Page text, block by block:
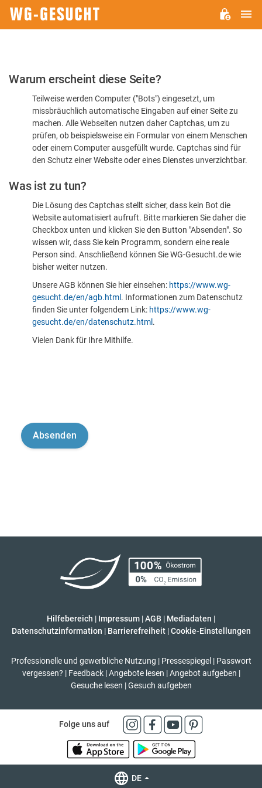
Bitte
dass
sind
Warum erscheint diese Seite?
Teilweise werden Computer ("Bots") eingesetzt, um
missbräuchlich automatische Eingaben auf einer Seite zu
machen. Alle Webseiten nutzen daher Captchas, um zu
prüfen, ob beispielsweise ein Formular von einem Menschen
oder einem Computer ausgefüllt wurde. Captchas sind für
den Schutz einer Website oder eines Dienstes unverzichtbar.
Was ist zu tun?
Die Lösung des Captchas stellt sicher, dass kein Bot die
Website automatisiert aufruft. Bitte markieren Sie daher die
Checkbox unten und klicken Sie den Button "Absenden". So
wissen wir, dass Sie kein Programm, sondern eine reale
Person sind. Anschließend können Sie WG-Gesucht.de wie
bisher weiter nutzen.
Unsere AGB können Sie hier einsehen: https://www.wg-
gesucht.de/en/agb.html . Informationen zum Datenschutz
finden Sie unter folgendem Link: https://www.wg-
gesucht.de/en/datenschutz.html .
Vielen Dank für Ihre Mithilfe.
Hilfebereich | Impressum |AGB | Mediadaten |
Datenschutzinformation | Barrierefreiheit | Cookie-Einstellungen
Professionelle und gewerbliche Nutzung | Pressespiegel | Passwort
vergessen? | Feedback | Angebote lesen | Angebot aufgeben |
Gesuche lesen | Gesuch aufgeben
Folge uns auf
DE